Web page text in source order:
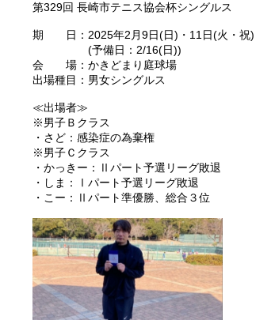
第329回 長崎市テニス協会杯シングルス
期 日：2025年2月9日(日)・11日(火・祝)
(予備日：2/16(日))
会 場：かきどまり庭球場
出場種目：男女シングルス
≪出場者≫
※男子Ｂクラス
・さど：感染症の為棄権
※男子Ｃクラス
・かっきー：Ⅱパート予選リーグ敗退
・しま：Ⅰパート予選リーグ敗退
・こー：Ⅱパート準優勝、総合３位